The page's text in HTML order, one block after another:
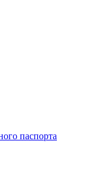
паспорта